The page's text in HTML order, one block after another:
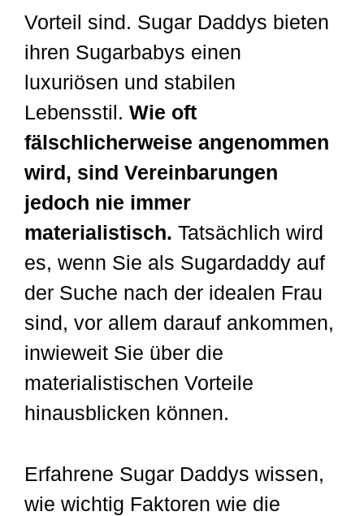
Vorteil sind. Sugar Daddys bieten
ihren Sugarbabys einen
luxuriösen und stabilen
Lebensstil. Wie oft
fälschlicherweise angenommen
wird, sind Vereinbarungen
jedoch nie immer
materialistisch. Tatsächlich wird
es, wenn Sie als Sugardaddy auf
der Suche nach der idealen Frau
sind, vor allem darauf ankommen,
inwieweit Sie über die
materialistischen Vorteile
hinausblicken können.
Erfahrene Sugar Daddys wissen,
wie wichtig Faktoren wie die